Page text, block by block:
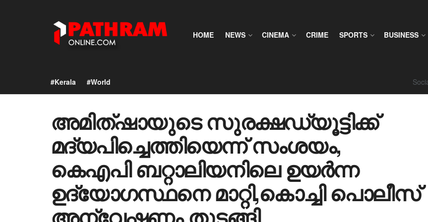
HOME NEWS CINEMA CRIME SPORTS BUSINESS
#Kerala #World
അമിത്ഷായുടെ സുരക്ഷഡ്യൂട്ടിക്ക്
മദ്യപിച്ചെത്തിയെന്ന് സംശയം,
കെഎപി ബറ്റാലിയനിലെ ഉയർന്ന
ഉദ്യോഗസ്ഥനെ മാറ്റി,കൊച്ചി പൊലീസ്